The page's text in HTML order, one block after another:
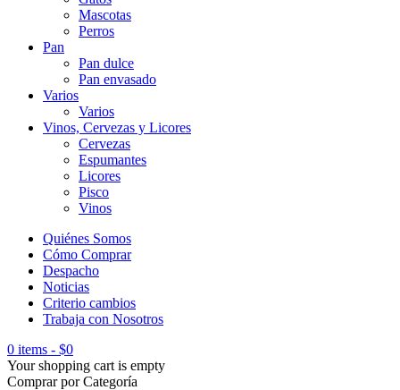
Mascotas
Perros
Pan
Pan dulce
Pan envasado
Varios
Varios
Vinos, Cervezas y Licores
Cervezas
Espumantes
Licores
Pisco
Vinos
Quiénes Somos
Cómo Comprar
Despacho
Noticias
Criterio cambios
Trabaja con Nosotros
0 items - $0
Your shopping cart is empty
Comprar por Categoría